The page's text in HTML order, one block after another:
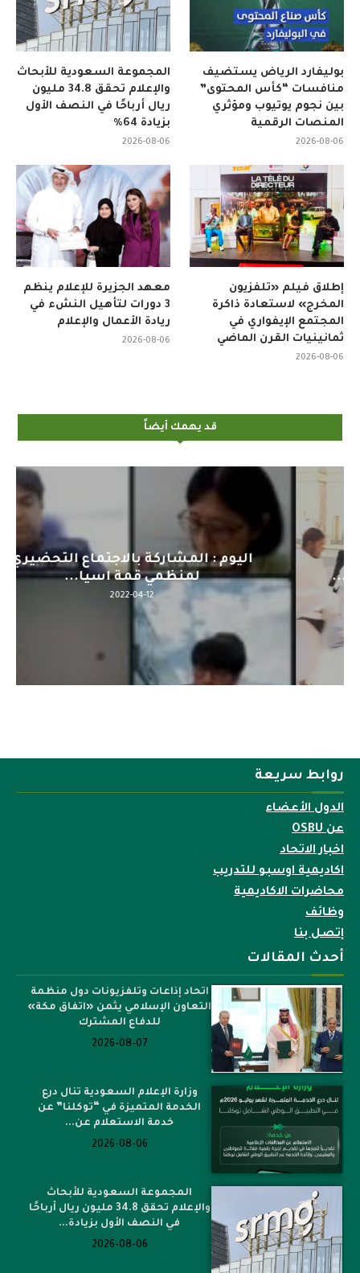
المجموعة السعودية للأبحاث
والإعلام تحقق 34.8 مليون
ريال أرباحًا في النصف الأول
بزيادة 64%
2026-08-06
بوليفارد الرياض يستضيف
منافسات “كأس المحتوى”
بين نجوم يوتيوب ومؤثري
المنصات الرقمية
2026-08-06
معهد الجزيرة للإعلام ينظم
3 دورات لتأهيل النشء في
ريادة الأعمال والإعلام
2026-08-06
إطلاق فيلم «تلفزيون
المخرج» لاستعادة ذاكرة
المجتمع الإيفواري في
ثمانينيات القرن الماضي
2026-08-06
قد يهمك أيضاً
اليوم : المشاركة بالاجتماع التحضيري
لمنظمي قمة اسيا...
2022-04-12
روابط سريعة
الدول الأعضاء
عن OSBU
اخبار الاتحاد
اكاديمية اوسبو للتدريب
محاضرات الاكاديمية
وظائف
إتصل بنا
أحدث المقالات
اتحاد إذاعات وتلفزيونات دول منظمة
التعاون الإسلامي يثمن «اتفاق مكة»
للدفاع المشترك
2026-08-07
وزارة الإعلام السعودية تنال درع
الخدمة المتميزة في “توكلنا” عن
خدمة الاستعلام عن...
2026-08-06
المجموعة السعودية للأبحاث
والإعلام تحقق 34.8 مليون ريال أرباحًا
في النصف الأول بزيادة...
2026-08-06